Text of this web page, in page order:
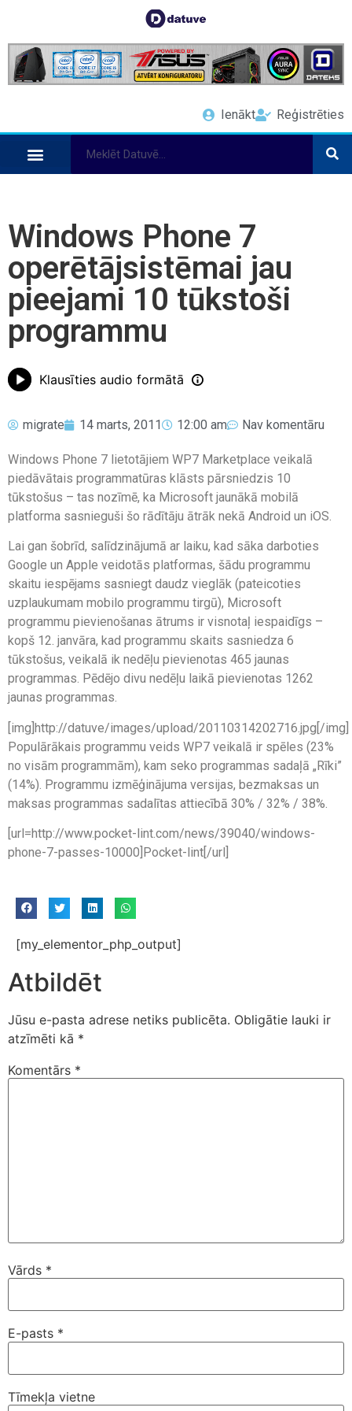
Ienākt Reģistrēties
Windows Phone 7
operētājsistēmai jau
pieejami 10 tūkstoši
programmu
Klausīties audio formātā
migrate 14 marts, 2011 12:00 am Nav komentāru
Windows Phone 7 lietotājiem WP7 Marketplace veikalā
piedāvātais programmatūras klāsts pārsniedzis 10
tūkstošus – tas nozīmē, ka Microsoft jaunākā mobilā
platforma sasnieguši šo rādītāju ātrāk nekā Android un iOS.
Lai gan šobrīd, salīdzinājumā ar laiku, kad sāka darboties
Google un Apple veidotās platformas, šādu programmu
skaitu iespējams sasniegt daudz vieglāk (pateicoties
uzplaukumam mobilo programmu tirgū), Microsoft
programmu pievienošanas ātrums ir visnotaļ iespaidīgs –
kopš 12. janvāra, kad programmu skaits sasniedza 6
tūkstošus, veikalā ik nedēļu pievienotas 465 jaunas
programmas. Pēdējo divu nedēļu laikā pievienotas 1262
jaunas programmas.
[img]http://datuve/images/upload/20110314202716.jpg[/img]
Populārākais programmu veids WP7 veikalā ir spēles (23%
no visām programmām), kam seko programmas sadaļā „Rīki”
(14%). Programmu izmēģinājuma versijas, bezmaksas un
maksas programmas sadalītas attiecībā 30% / 32% / 38%.
[url=http://www.pocket-lint.com/news/39040/windows-
phone-7-passes-10000]Pocket-lint[/url]
[my_elementor_php_output]
Atbildēt
Jūsu e-pasta adrese netiks publicēta. Obligātie lauki ir
atzīmēti kā *
Komentārs *
Vārds *
E-pasts *
Tīmekļa vietne